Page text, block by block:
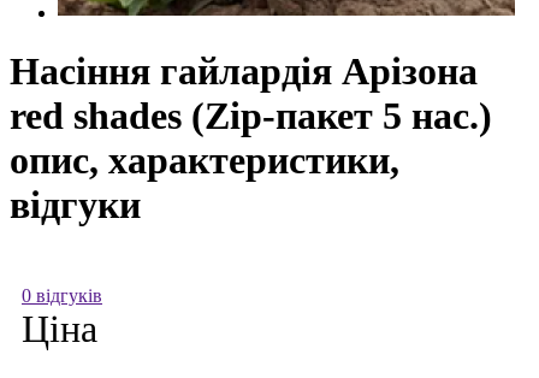
Насіння гайлардія Арізона
red shades (Zip-пакет 5 нас.)
опис, характеристики,
відгуки
0 відгуків
Ціна